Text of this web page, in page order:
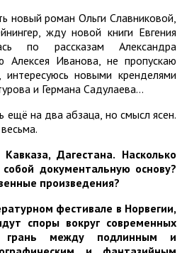
новый роман Ольги Славниковой,
жду новой книги Евгения
по рассказам Александра
Алексея Иванова, не пропускаю
новыми кренделями
и Германа Садулаева…
на два абзаца, но смысл ясен.
Дагестана. Насколько
документальную основу?
произведения?
фестивале в Норвегии,
споры вокруг современных
грань между подлинным и